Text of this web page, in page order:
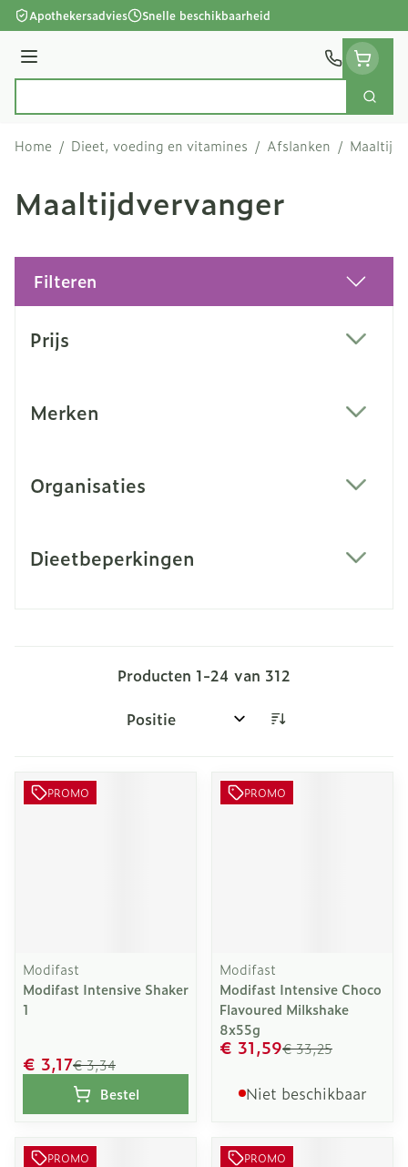
Ga naar de inhoud
Apothekersadvies Snelle beschikbaarheid
Menu
Zoek
Home / Dieet, voeding en vitamines / Afslanken /
Maaltijdvervanger
Filteren
Prijs
Merken
Organisaties
Dieetbeperkingen
Producten 1-24 van 312
Sorteer op:
PROMO
Modifast
Modifast Intensive Shaker
1
€ 3,34
€ 3,17
Bestel
PROMO
Modifast
Modifast Intensive Choco
Flavoured Milkshake
8x55g
€ 33,25
€ 31,59
Niet beschikbaar
PROMO PROMO